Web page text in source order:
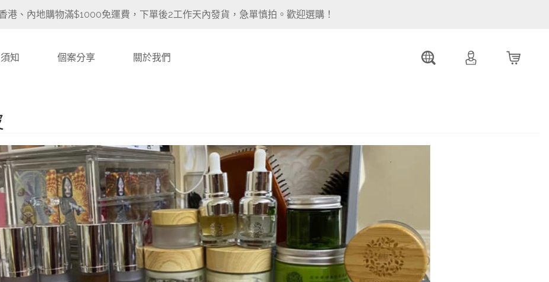
港、內地購物滿$1000免運費，下單後2工作天內發貨，急單慎拍。歡迎選購！
知 個案分享 關於我們